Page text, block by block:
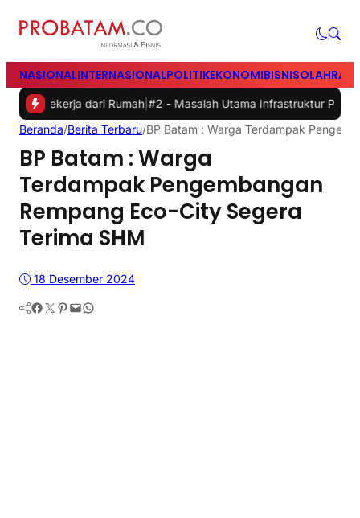
NASIONALINTERNASIONALPOLITIKEKONOMIBISNIS
dari Rumah|#2 -Masalah Utama Infrastruktur Pengisian
Beranda/Berita Terbaru/BP Batam : Warga Terdampak
BP Batam : Warga
Terdampak Pengembangan
Rempang Eco-City Segera
Terima SHM
18 Desember 2024
Facebook Twitter Pinterest Mail WhatsApp